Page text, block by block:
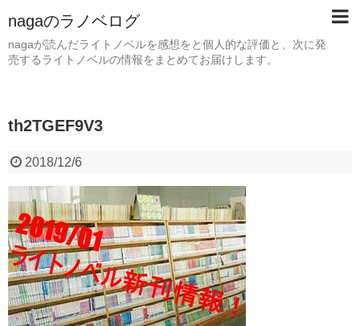
nagaのラノベログ
nagaが読んだライトノベルを感想をと個人的な評価と、次に発
売するライトノベルの情報をまとめてお届けします。
th2TGEF9V3
2018/12/6